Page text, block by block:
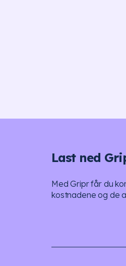
Last ned
Med Gripr får du
kostnadene og de